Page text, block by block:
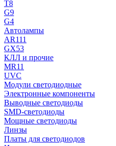
T8
G9
G4
Автолампы
AR111
GX53
КЛЛ и прочие
MR11
UVC
Модули светодиодные
Электронные компоненты
Выводные светодиоды
SMD-светодиоды
Мощные светодиоды
Линзы
Платы для светодиодов